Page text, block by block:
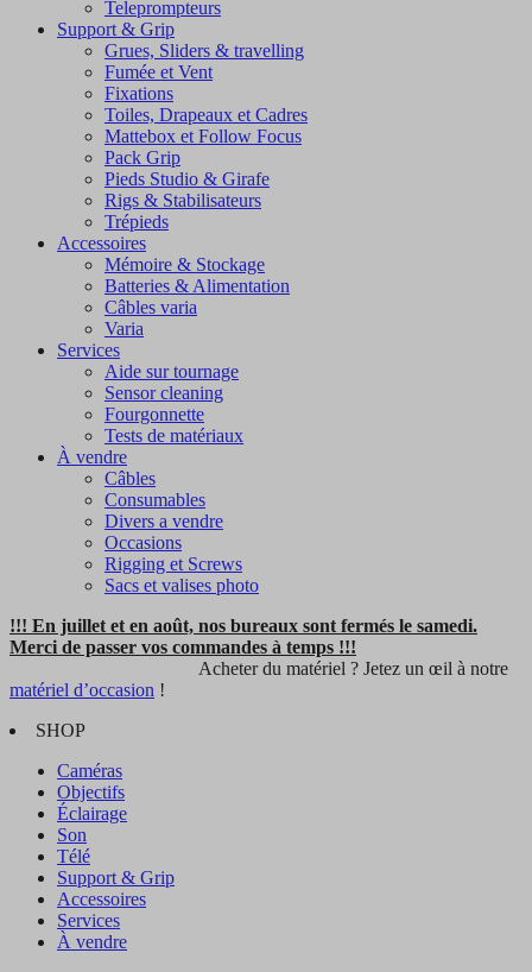
Teleprompteurs
Support & Grip
Grues, Sliders & travelling
Fumée et Vent
Fixations
Toiles, Drapeaux et Cadres
Mattebox et Follow Focus
Pack Grip
Pieds Studio & Girafe
Rigs & Stabilisateurs
Trépieds
Accessoires
Mémoire & Stockage
Batteries & Alimentation
Câbles varia
Varia
Services
Aide sur tournage
Sensor cleaning
Fourgonnette
Tests de matériaux
À vendre
Câbles
Consumables
Divers a vendre
Occasions
Rigging et Screws
Sacs et valises photo
!!! En juillet et en août, nos bureaux sont fermés le samedi.
Merci de passer vos commandes à temps !!!
Acheter du matériel ? Jetez un œil à notre
matériel d’occasion !
SHOP
Caméras
Objectifs
Éclairage
Son
Télé
Support & Grip
Accessoires
Services
À vendre